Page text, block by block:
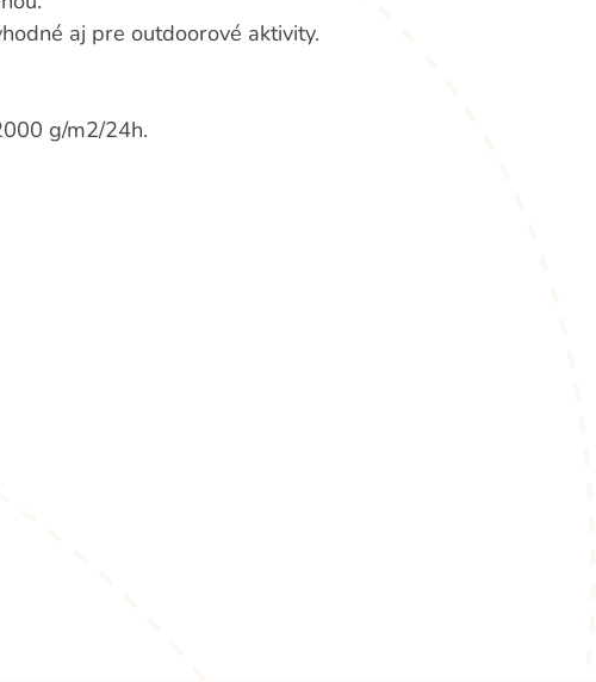
aj pre outdoorové aktivity.
g/m2/24h.